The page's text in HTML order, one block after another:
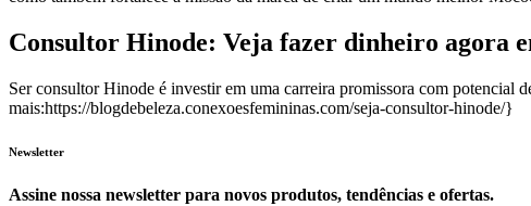
Consultor Hinode: Veja fazer dinheiro agora
Ser consultor Hinode é investir em uma carreira promissora com
mais:https://blogdebeleza.conexoesfemininas.com/seja-consultor-hinode/}
Newsletter
Assine nossa newsletter para novos produtos, tendências e ofertas.